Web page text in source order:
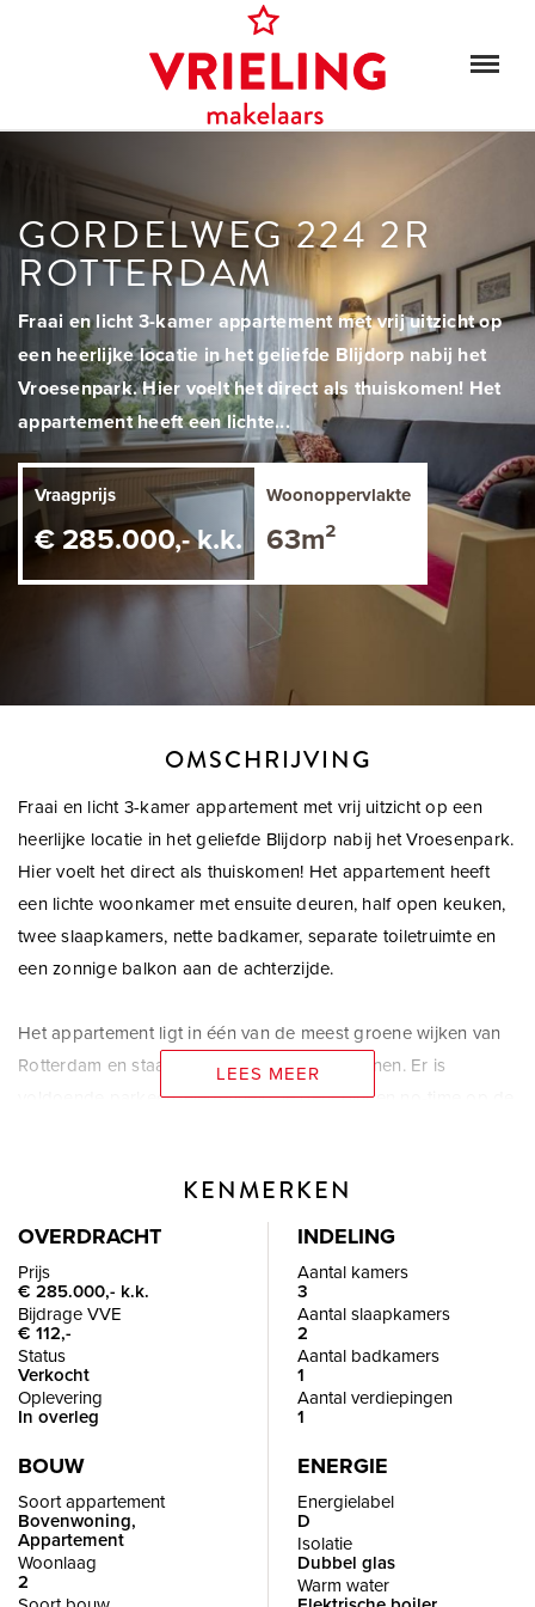
GORDELWEG 224 2R
ROTTERDAM
Fraai en licht 3-kamer appartement met vrij uitzicht op
een heerlijke locatie in het geliefde Blijdorp nabij het
Vroesenpark. Hier voelt het direct als thuiskomen! Het
appartement heeft een lichte...
Vraagprijs
€ 285.000,- k.k.
Woonoppervlakte
63m²
OMSCHRIJVING
Fraai en licht 3-kamer appartement met vrij uitzicht op een
heerlijke locatie in het geliefde Blijdorp nabij het Vroesenpark.
Hier voelt het direct als thuiskomen! Het appartement heeft
een lichte woonkamer met ensuite deuren, half open keuken,
twee slaapkamers, nette badkamer, separate toiletruimte en
een zonnige balkon aan de achterzijde.
Het appartement ligt in één van de meest groene wijken van
Rotterdam en staat garant voor plezierig wonen. Er is
voldoende parkeergelegenheid, je bent binnen no-time op de
zoals, supermarkten, speciaalzaken, restaurants, cafés,
scholen en sportfaciliteiten zijn binnen handbereik. Het
loopafstand. Centraal Station alsmede het stadscentrum
liggen op ca. tien minuten lopen.
Wij laten met veel plezier dit fijne appartement van binnen
zien!
BEGANE GROND
Gezamenlijk entree met bellentableau, brievenbussen en
LEES MEER
KENMERKEN
OVERDRACHT
Prijs
€ 285.000,- k.k.
Bijdrage VVE
€ 112,-
Status
Verkocht
Oplevering
In overleg
BOUW
Soort appartement
Bovenwoning,
Appartement
Woonlaag
2
INDELING
Aantal kamers
3
Aantal slaapkamers
2
Aantal badkamers
1
Aantal verdiepingen
1
ENERGIE
Energielabel
D
Isolatie
Dubbel glas
Warm water